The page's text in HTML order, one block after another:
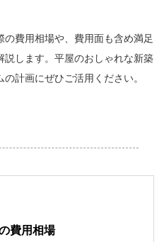
費用相場や、費用面も含め満足
説します。平屋のおしゃれな新築
計画にぜひご活用ください。
費用相場